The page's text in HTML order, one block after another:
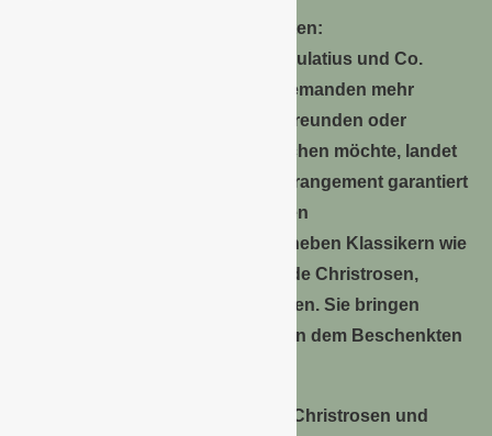
Grüne Geschenke statt Süßigkeiten:
Schokoweihnachtsmänner, Spekulatius und Co.
können in der Weihnachtszeit niemanden mehr
überraschen. Wer Verwandten, Freunden oder
Nachbarn eine echte Freude machen möchte, landet
mit einem winterlichen Blumenarrangement garantiert
einen Volltreffer. Für den perfekten
Überraschungsmoment sorgen neben Klassikern wie
Mistel- und Tannzweigen blühende Christrosen,
Weihnachtssterne oder Hyazinthen. Sie bringen
Farbe ins Wintergrau und zaubern dem Beschenkten
Blütenpracht verschenken – mit Christrosen und